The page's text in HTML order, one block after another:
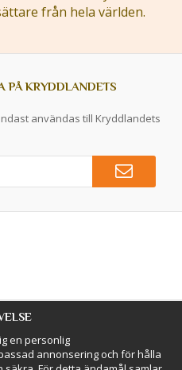
från hela världen.
PÅ KRYDDLANDETS
användas till Kryddlandets
en personlig
annonsering och för hålla